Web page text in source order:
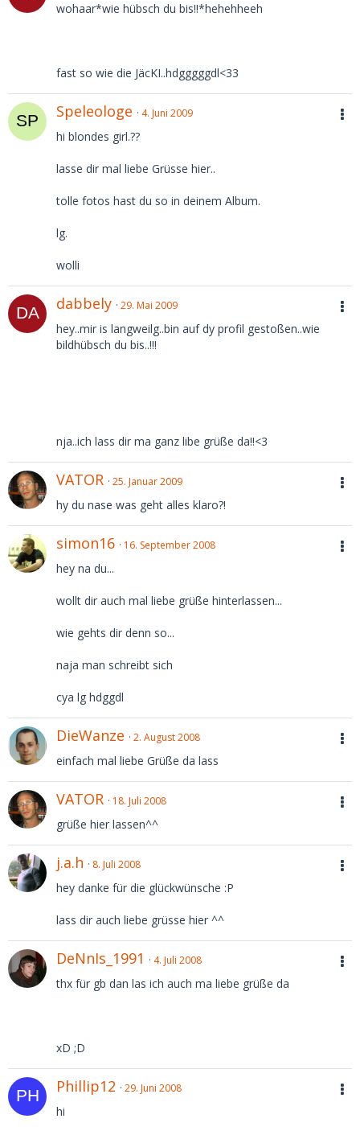
wohaar*wie hübsch du bis!!*hehehheeh
fast so wie die JäcKI..hdgggggdl<33
Speleologe 4. Juni 2009
hi blondes girl.??
lasse dir mal liebe Grüsse hier..
tolle fotos hast du so in deinem Album.
lg.
wolli
dabbely 29. Mai 2009
hey..mir is langweilg..bin auf dy profil gestoßen..wie
bildhübsch du bis..!!!
nja..ich lass dir ma ganz libe grüße da!!<3
VATOR 25. Januar 2009
hy du nase was geht alles klaro?!
simon16 16. September 2008
hey na du...
wollt dir auch mal liebe grüße hinterlassen...
wie gehts dir denn so...
naja man schreibt sich
cya lg hdggdl
DieWanze 2. August 2008
einfach mal liebe Grüße da lass
VATOR 18. Juli 2008
grüße hier lassen^^
j.a.h 8. Juli 2008
hey danke für die glückwünsche :P
lass dir auch liebe grüsse hier ^^
DeNnIs_1991 4. Juli 2008
thx für gb dan las ich auch ma liebe grüße da
xD ;D
Phillip12 29. Juni 2008
hi